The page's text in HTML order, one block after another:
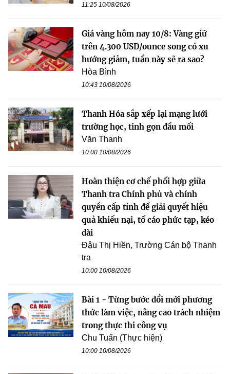
11:25 10/08/2026
Giá vàng hôm nay 10/8: Vàng giữ
trên 4.300 USD/ounce song có xu
hướng giảm, tuần này sẽ ra sao?
Hòa Bình
10:43 10/08/2026
Thanh Hóa sắp xếp lại mạng lưới
trường học, tinh gọn đầu mối
Văn Thanh
10:00 10/08/2026
Hoàn thiện cơ chế phối hợp giữa
Thanh tra Chính phủ và chính
quyền cấp tỉnh để giải quyết hiệu
quả khiếu nại, tố cáo phức tạp, kéo
dài
Đậu Thị Hiền, Trường Cán bộ Thanh
tra
10:00 10/08/2026
Bài 1 - Từng bước đổi mới phương
thức làm việc, nâng cao trách nhiệm
trong thực thi công vụ
Chu Tuấn (Thực hiện)
10:00 10/08/2026